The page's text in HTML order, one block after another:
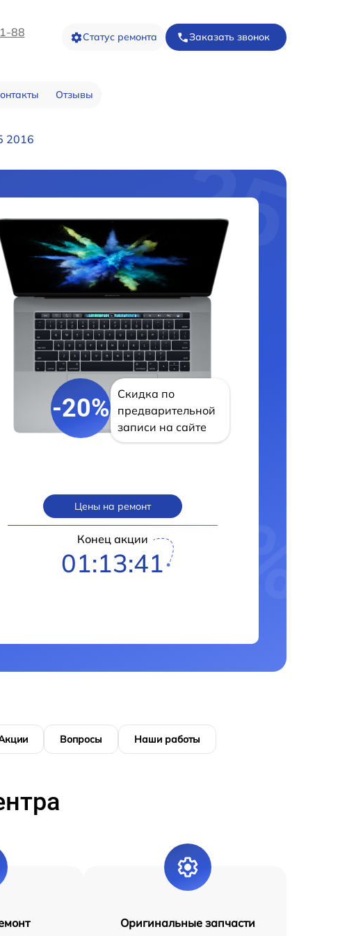
88 Статус ремонта Заказать звонок
Отзывы
2016
-20%
Скидка по
предварительной
записи на сайте
Цены на ремонт
Конец акции
01:13:40
Вопросы Наши работы
Оригинальные запчасти